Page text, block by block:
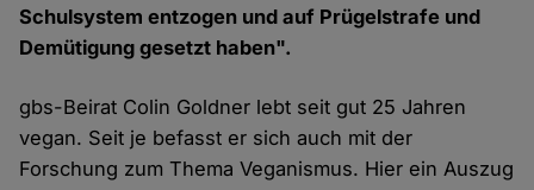
Schulsystem entzogen und auf Prügelstrafe und
Demütigung gesetzt haben".
gbs-Beirat Colin Goldner lebt seit gut 25 Jahren
vegan. Seit je befasst er sich auch mit der
Forschung zum Thema Veganismus. Hier ein Auszug